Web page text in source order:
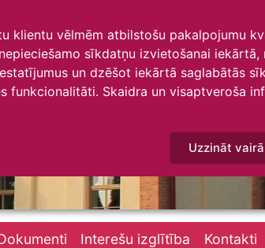
klientu vēlmēm atbilstošu pakalpojumu
sīkdatņu izvietošanai iekārtā,
un dzēšot iekārtā saglabātās
funkcionalitāti. Skaidra un visaptveroša
Uzzināt
Interešu izglītība Kontakti